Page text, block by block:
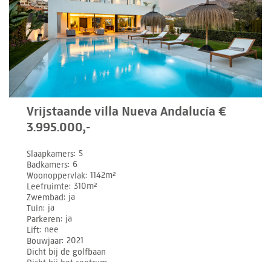
Vrijstaande villa Nueva Andalucía €
3.995.000,-
Slaapkamers 5
Badkamers 6
Woonoppervlak 1142m²
Leefruimte 310m²
Zwembad ja
Tuin ja
Parkeren ja
Lift nee
Bouwjaar 2021
Dicht bij de golfbaan